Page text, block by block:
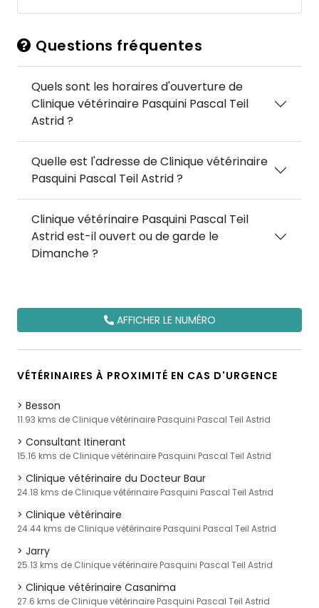
Questions fréquentes
Quels sont les horaires d'ouverture de
Clinique vétérinaire Pasquini Pascal Teil
Astrid ?
Quelle est l'adresse de Clinique vétérinaire
Pasquini Pascal Teil Astrid ?
Clinique vétérinaire Pasquini Pascal Teil
Astrid est-il ouvert ou de garde le
Dimanche ?
AFFICHER LE NUMÉRO
VÉTÉRINAIRES À PROXIMITÉ EN CAS D'URGENCE
Besson
11.93 kms de Clinique vétérinaire Pasquini Pascal Teil Astrid
Consultant Itinerant
15.16 kms de Clinique vétérinaire Pasquini Pascal Teil Astrid
Clinique vétérinaire du Docteur Baur
24.18 kms de Clinique vétérinaire Pasquini Pascal Teil Astrid
Clinique vétérinaire
24.44 kms de Clinique vétérinaire Pasquini Pascal Teil Astrid
Jarry
25.13 kms de Clinique vétérinaire Pasquini Pascal Teil Astrid
Clinique vétérinaire Casanima
27.6 kms de Clinique vétérinaire Pasquini Pascal Teil Astrid